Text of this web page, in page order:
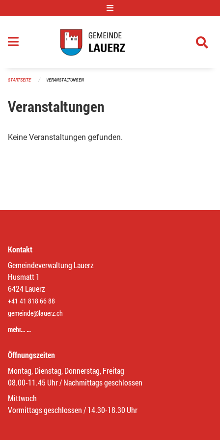
STARTSEITE VERANSTALTUNGEN
Veranstaltungen
Keine Veranstaltungen gefunden.
Kontakt
Gemeindeverwaltung Lauerz
Husmatt 1
6424 Lauerz
+41 41 818 66 88
gemeinde@lauerz.ch
mehr… …
Öffnungszeiten
Montag, Dienstag, Donnerstag, Freitag
08.00-11.45 Uhr / Nachmittags geschlossen
Mittwoch
Vormittags geschlossen / 14.30-18.30 Uhr